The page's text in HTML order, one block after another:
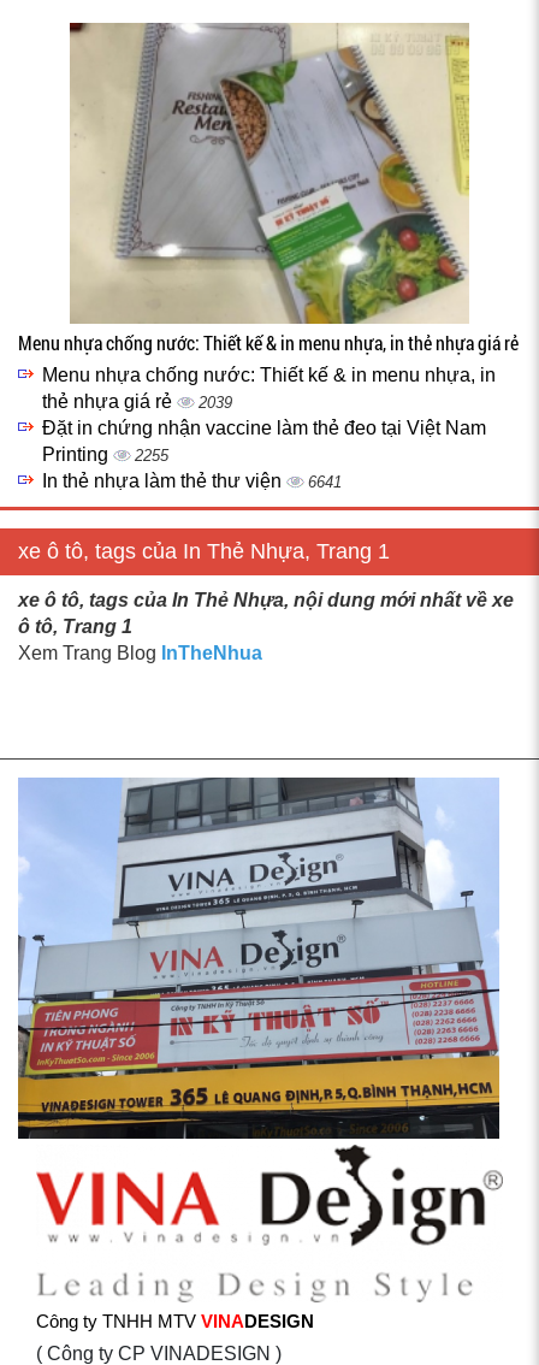
Menu nhựa chống nước: Thiết kế & in menu nhựa, in thẻ nhựa giá rẻ
Menu nhựa chống nước: Thiết kế & in menu nhựa, in
thẻ nhựa giá rẻ
2039
Đặt in chứng nhận vaccine làm thẻ đeo tại Việt Nam
Printing
2255
In thẻ nhựa làm thẻ thư viện 6641
xe ô tô, tags của In Thẻ Nhựa, Trang 1
xe ô tô, tags của In Thẻ Nhựa, nội dung mới nhất về xe
ô tô, Trang 1
Xem Trang Blog InTheNhua
Công ty TNHH MTV VINADESIGN
( Công ty CP VINADESIGN )